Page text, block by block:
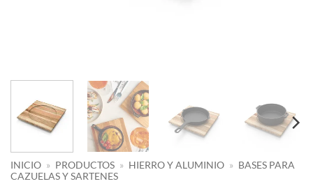
INICIO » PRODUCTOS » HIERRO Y ALUMINIO » BASES PARA
CAZUELAS Y SARTENES